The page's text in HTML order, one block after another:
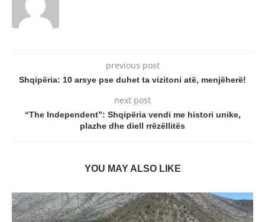
previous post
Shqipëria: 10 arsye pse duhet ta vizitoni atë, menjëherë!
next post
“The Independent”: Shqipëria vendi me histori unike,
plazhe dhe diell rrëzëllitës
YOU MAY ALSO LIKE